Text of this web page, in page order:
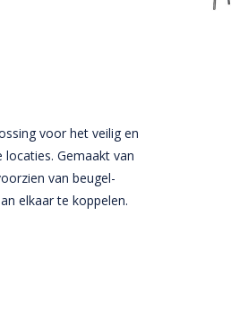
voor het veilig en
Gemaakt van
van beugel-
elkaar te koppelen.